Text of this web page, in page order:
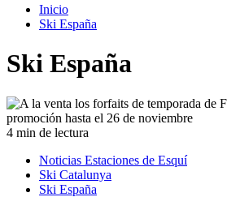
Inicio
Ski España
Ski España
4 min de lectura
Noticias Estaciones de Esquí
Ski Catalunya
Ski España